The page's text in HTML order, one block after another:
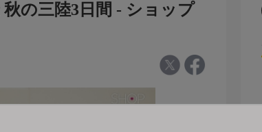
の三陸3日間 - ショップ